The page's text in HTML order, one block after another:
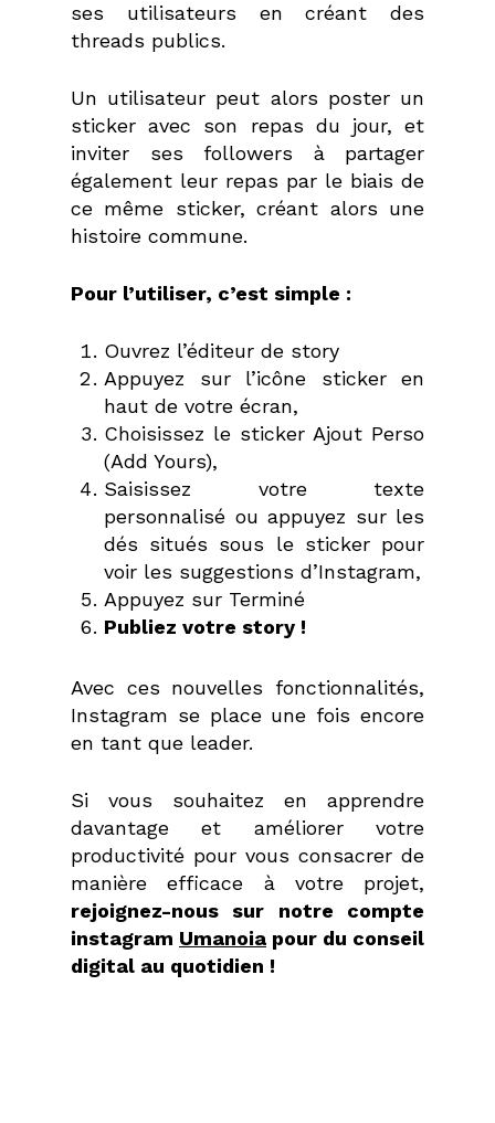
ses utilisateurs en créant des
threads publics.
Un utilisateur peut alors poster un
sticker avec son repas du jour, et
inviter ses followers à partager
également leur repas par le biais de
ce même sticker, créant alors une
histoire commune.
Pour l’utiliser, c’est simple :
Ouvrez l’éditeur de story
Appuyez sur l’icône sticker en
haut de votre écran,
Choisissez le sticker Ajout Perso
(Add Yours),
Saisissez votre texte
personnalisé ou appuyez sur les
dés situés sous le sticker pour
voir les suggestions d’Instagram,
Appuyez sur Terminé
Publiez votre story !
Avec ces nouvelles fonctionnalités,
Instagram se place une fois encore
en tant que leader.
Si vous souhaitez en apprendre
davantage et améliorer votre
productivité pour vous consacrer de
manière efficace à votre projet,
rejoignez-nous sur notre compte
instagram Umanoia pour du conseil
digital au quotidien !